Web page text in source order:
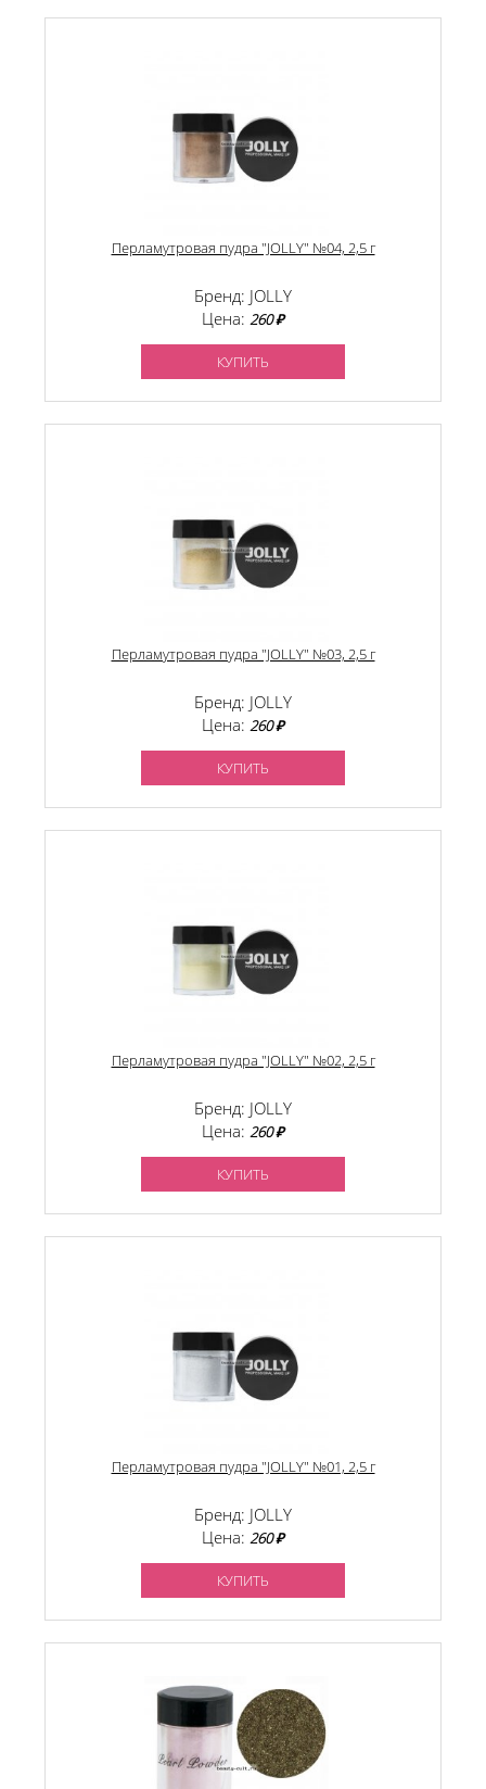
Перламутровая пудра "JOLLY" №04, 2,5 г
Бренд: JOLLY
Цена: 260 ₽
КУПИТЬ
Перламутровая пудра "JOLLY" №03, 2,5 г
Бренд: JOLLY
Цена: 260 ₽
КУПИТЬ
Перламутровая пудра "JOLLY" №02, 2,5 г
Бренд: JOLLY
Цена: 260 ₽
КУПИТЬ
Перламутровая пудра "JOLLY" №01, 2,5 г
Бренд: JOLLY
Цена: 260 ₽
КУПИТЬ